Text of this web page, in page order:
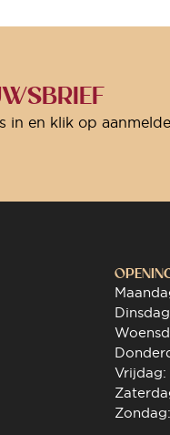
in en klik op
Vrijdag:
Zondag: